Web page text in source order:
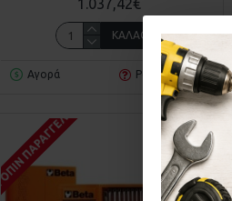
1.037,42€
ΚΑΛΆΘΙ
Αγορά Ρωτήστε μας
ΚΑΤΌΠΙΝ ΠΑΡΑΓΓΕΛΊΑΣ